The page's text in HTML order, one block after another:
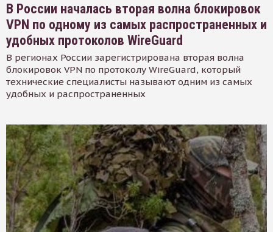
В России началась вторая волна блокировок
VPN по одному из самых распространенных и
удобных протоколов WireGuard
В регионах России зарегистрирована вторая волна
блокировок VPN по протоколу WireGuard, который
технические специалисты называют одним из самых
удобных и распространенных